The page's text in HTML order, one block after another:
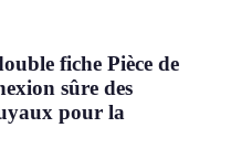
fiche Pièce de
sûre des
pour la